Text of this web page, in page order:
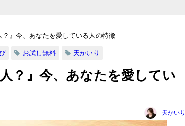
』今、あなたを愛している人の特徴
お試し無料 天かいり
？』今、あなたを愛してい
天かいり